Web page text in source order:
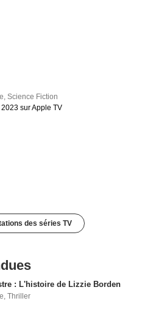
,Science Fiction
sur Apple TV
des séries TV
: L'histoire de Lizzie Borden
,Thriller